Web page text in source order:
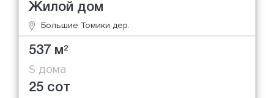
Жилой дом
Большие Томики дер.
537 м2
S дома
25 сот